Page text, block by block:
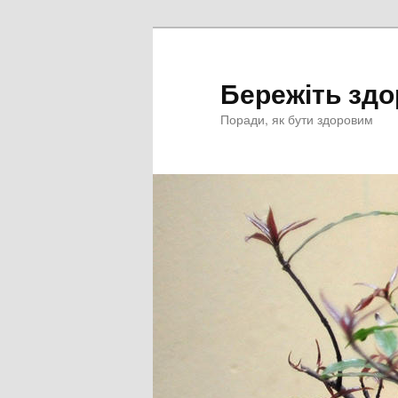
Бережіть
Поради, як бути здоровим